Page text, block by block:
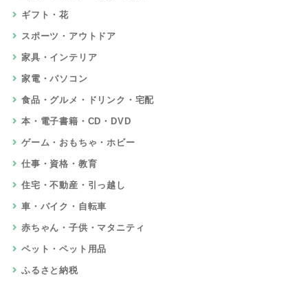
ギフト・花
スポーツ・アウトドア
家具・インテリア
家電・パソコン
食品・グルメ・ドリンク・宅配
本・電子書籍・CD・DVD
ゲーム・おもちゃ・ホビー
仕事・資格・教育
住宅・不動産・引っ越し
車・バイク・自転車
赤ちゃん・子供・マタニティ
ペット・ペット用品
ふるさと納税